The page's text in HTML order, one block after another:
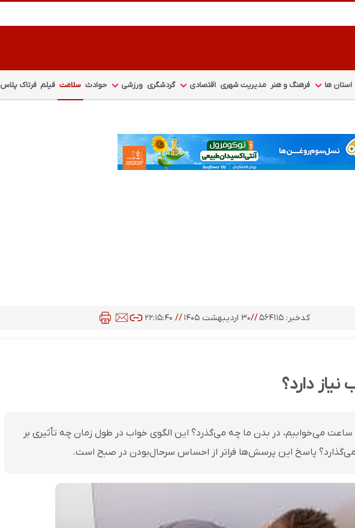
استان ها فرهنگ و هنر مدیریت شهری اقتصادی گردشگری ورزشی حوادث سلامت فیلم فرتاک پلاس
کدخبر: ۵۶۴۱۱۵ //۳۰ اردیبهشت ۱۴۰۵ // ۲۲:۱۵:۴۰
دارد؟
می‌خوابیم، در بدن ما چه می‌گذرد؟ این الگوی خواب در طول زمان چه تأثیری بر
پاسخ این پرسش‌ها فراتر از احساس سرحال‌بودن در صبح است.